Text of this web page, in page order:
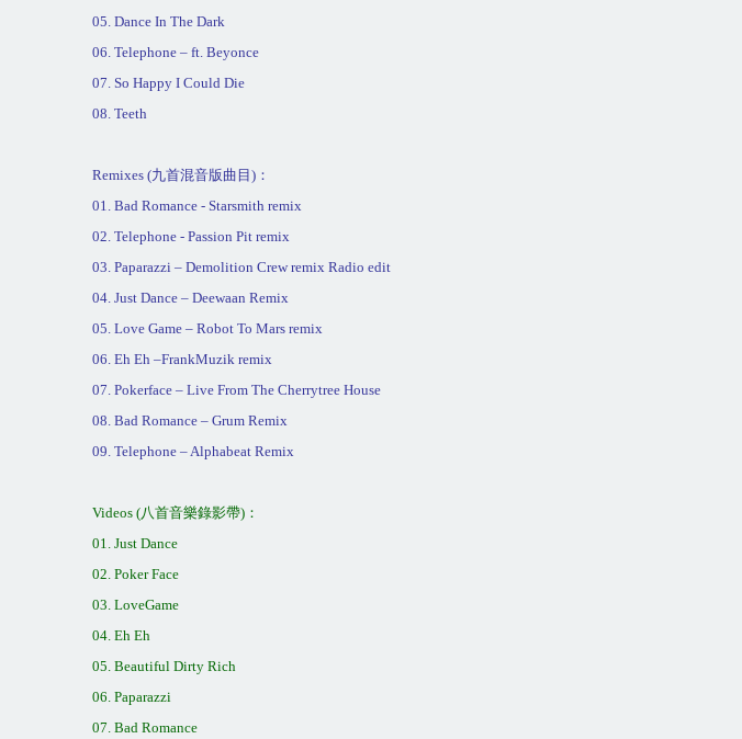
05. Dance In The Dark
06. Telephone – ft. Beyonce
07. So Happy I Could Die
08. Teeth
Remixes (九首混音版曲目 ) ：
01. Bad Romance - Starsmith remix
02. Telephone - Passion Pit remix
03. Paparazzi – Demolition Crew remix Radio edit
04. Just Dance – Deewaan Remix
05. Love Game – Robot To Mars remix
06. Eh Eh –FrankMuzik remix
07. Pokerface – Live From The Cherrytree House
08. Bad Romance – Grum Remix
09. Telephone – Alphabeat Remix
Videos (八首音樂錄影帶) ：
01. Just Dance
02. Poker Face
03. LoveGame
04. Eh Eh
05. Beautiful Dirty Rich
06. Paparazzi
07. Bad Romance